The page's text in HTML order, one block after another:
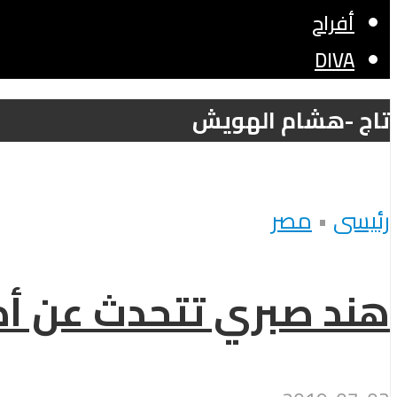
أفراح
DIVA
تاج -هشام الهويش
رئيسى •مصر
هند صبري تتحدث عن